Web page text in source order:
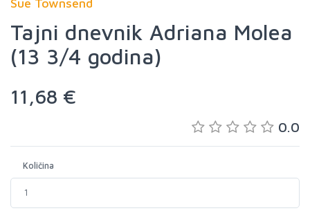
Sue Townsend
Tajni dnevnik Adriana Molea
(13 3/4 godina)
11,68 €
0.0
Količina